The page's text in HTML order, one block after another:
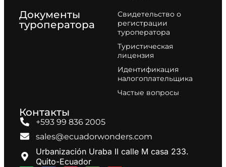
Документы
туроператора
Свидетельство о
регистрации
туроператора
Туристическая
лицензия
Идентификация
налогоплательщика
Частые вопросы
Контакты
+593 99 836 2005
sales@ecuadorwonders.com
Urbanización Uraba II calle M casa 233.
Quito-Ecuador